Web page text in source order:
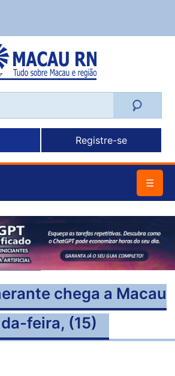
Registre-se
☰
chega a Macau
feira, (15)